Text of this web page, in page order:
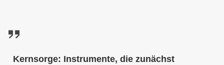
Kernsorge: Instrumente, die zunächst